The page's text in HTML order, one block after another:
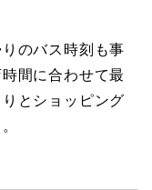
のバス時刻も事
間に合わせて最
とショッピング